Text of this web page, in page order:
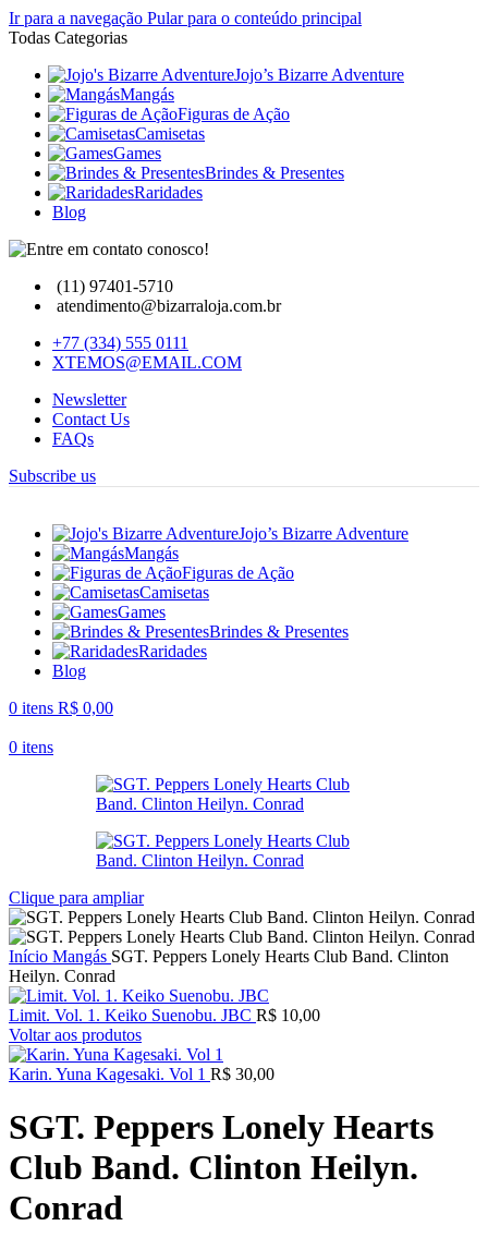
Ir para a navegação Pular para o conteúdo principal
Todas Categorias
Jojo’s Bizarre Adventure
Mangás
Figuras de Ação
Camisetas
Games
Brindes & Presentes
Raridades
Blog
(11) 97401-5710
atendimento@bizarraloja.com.br
+77 (334) 555 0111
XTEMOS@EMAIL.COM
Newsletter
Contact Us
FAQs
Subscribe us
Jojo’s Bizarre Adventure
Mangás
Figuras de Ação
Camisetas
Games
Brindes & Presentes
Raridades
Blog
0 itens R$ 0,00
0 itens
Clique para ampliar
Início Mangás SGT. Peppers Lonely Hearts Club Band. Clinton
Heilyn. Conrad
Limit. Vol. 1. Keiko Suenobu. JBC R$ 10,00
Voltar aos produtos
Karin. Yuna Kagesaki. Vol 1 R$ 30,00
SGT. Peppers Lonely Hearts
Club Band. Clinton Heilyn.
Conrad